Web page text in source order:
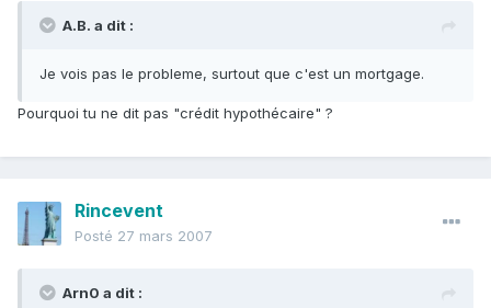
A.B. a dit :
Je vois pas le probleme, surtout que c'est un mortgage.
Pourquoi tu ne dit pas "crédit hypothécaire" ?
Rincevent
Posté 27 mars 2007
Arn0 a dit :